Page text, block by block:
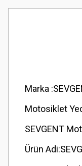
Marka
Motosiklet
SEVGENT
Ürün